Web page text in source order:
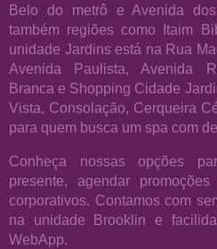
Belo do metrô e Avenida dos
também regiões como Itaim
unidade Jardins está na Rua
Avenida Paulista, Avenida
Branca e Shopping Cidade
Vista, Consolação, Cerqueira
para quem busca um spa com
Conheça nossas opções
presente, agendar
corporativos. Contamos com
na unidade Brooklin e
WebApp.